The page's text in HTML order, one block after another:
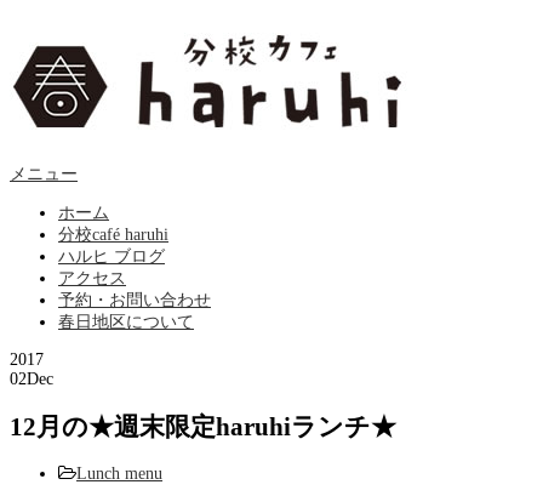
メニュー
ホーム
分校café haruhi
ハルヒ ブログ
アクセス
予約・お問い合わせ
春日地区について
2017
02Dec
12月の★週末限定haruhiランチ★
Lunch menu